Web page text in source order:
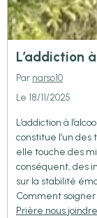
L’addiction
Par narso10
Le 18/11/2025
L’addiction à
constitue l’un
elle touche des
conséquent, des
sur la stabilité
Comment
Prière nous